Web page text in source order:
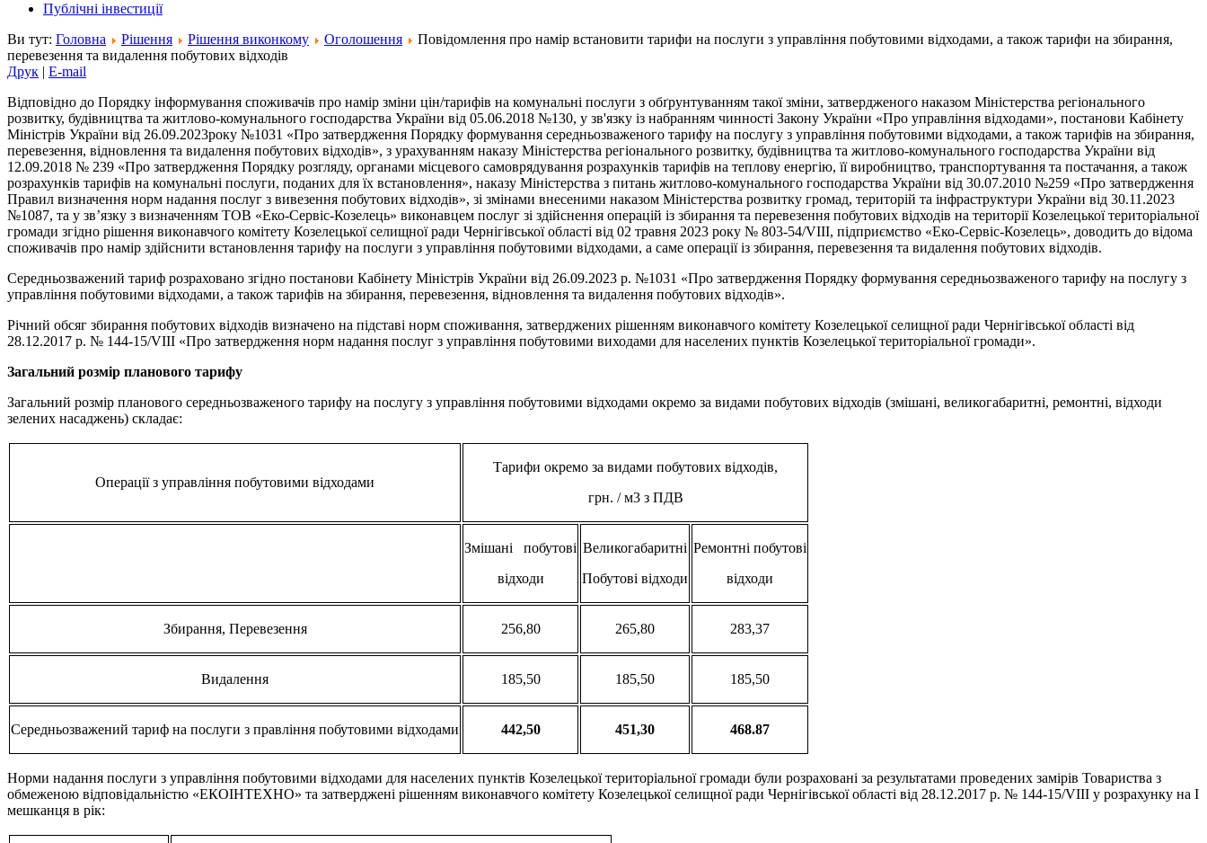
Публічні інвестиції
Ви тут: Головна Рішення Рішення виконкому Оголошення
Повідомлення про намір встановити тарифи на послуги з управління побутовими відходами, а також тарифи на збирання,
перевезення та видалення побутових відходів
Друк | E-mail
Відповідно до Порядку інформування споживачів про намір зміни цін/тарифів на комунальні послуги з обґрунтуванням такої зміни, затвердженого наказом Міністерства регіонального
розвитку, будівництва та житлово-комунального господарства України від 05.06.2018 №130, у зв'язку із набранням чинності Закону України «Про управління відходами», постанови Кабінету
Міністрів України від 26.09.2023року №1031 «Про затвердження Порядку формування середньозваженого тарифу на послугу з управління побутовими відходами, а також тарифів на збирання,
перевезення, відновлення та видалення побутових відходів», з урахуванням наказу Міністерства регіонального розвитку, будівництва та житлово-комунального господарства України від
12.09.2018 № 239 «Про затвердження Порядку розгляду, органами місцевого самоврядування розрахунків тарифів на теплову енергію, її виробництво, транспортування та постачання, а також
розрахунків тарифів на комунальні послуги, поданих для їх встановлення», наказу Міністерства з питань житлово-комунального господарства України від 30.07.2010 №259 «Про затвердження
Правил визначення норм надання послуг з вивезення побутових відходів», зі змінами внесеними наказом Міністерства розвитку громад, територій та інфраструктури України від 30.11.2023
№1087, та у зв’язку з визначенням ТОВ «Еко-Сервіс-Козелець» виконавцем послуг зі здійснення операцій із збирання та перевезення побутових відходів на території Козелецької територіальної
громади згідно рішення виконавчого комітету Козелецької селищної ради Чернігівської області від 02 травня 2023 року № 803-54/VIII, підприємство «Еко-Сервіс-Козелець», доводить до відома
споживачів про намір здійснити встановлення тарифу на послуги з управління побутовими відходами, а саме операції із збирання, перевезення та видалення побутових відходів.
Середньозважений тариф розраховано згідно постанови Кабінету Міністрів України від 26.09.2023 р. №1031 «Про затвердження Порядку формування середньозваженого тарифу на послугу з
управління побутовими відходами, а також тарифів на збирання, перевезення, відновлення та видалення побутових відходів».
Річний обсяг збирання побутових відходів визначено на підставі норм споживання, затверджених рішенням виконавчого комітету Козелецької селищної ради Чернігівської області від
28.12.2017 р. № 144-15/VIII «Про затвердження норм надання послуг з управління побутовими виходами для населених пунктів Козелецької територіальної громади».
Загальний розмір планового тарифу
Загальний розмір планового середньозваженого тарифу на послугу з управління побутовими відходами окремо за видами побутових відходів (змішані, великогабаритні, ремонтні, відходи
зелених насаджень) складає:
Операції з управління побутовими відходами
Тарифи окремо за видами побутових відходів,
грн. / м3 з ПДВ
Змішані побутові
відходи
Великогабаритні
Побутові відходи
Ремонтні побутові
відходи
Збирання, Перевезення 256,80 265,80 283,37
Видалення 185,50 185,50 185,50
Середньозважений тариф на послуги з правління побутовими відходами 442,50 451,30 468.87
Норми надання послуги з управління побутовими відходами для населених пунктів Козелецької територіальної громади були розраховані за результатами проведених замірів Товариства з
обмеженою відповідальністю «ЕКОІНТЕХНО» та затверджені рішенням виконавчого комітету Козелецької селищної ради Чернігівської області від 28.12.2017 р. № 144-15/VIII у розрахунку на І
мешканця в рік: